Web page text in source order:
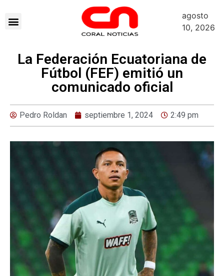
agosto
10, 2026
La Federación Ecuatoriana de
Fútbol (FEF) emitió un
comunicado oficial
Pedro Roldan septiembre 1, 2024 2:49 pm